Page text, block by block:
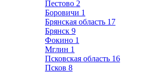
Пестово 2
Боровичи 1
Брянская область 17
Брянск 9
Фокино 1
Мглин 1
Псковская область 16
Псков 8